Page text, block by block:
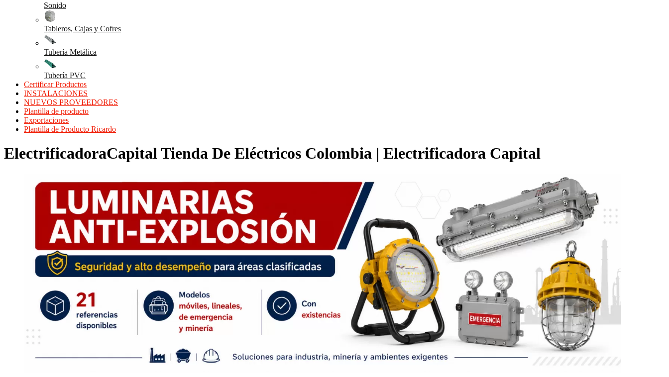
Sonido
Tableros, Cajas y Cofres
Tubería Metálica
Tubería PVC
Certificar Productos
INSTALACIONES
NUEVOS PROVEEDORES
Plantilla de producto
Exportaciones
Plantilla de Producto Ricardo
ElectrificadoraCapital Tienda De Eléctricos Colombia | Electrificadora Capital